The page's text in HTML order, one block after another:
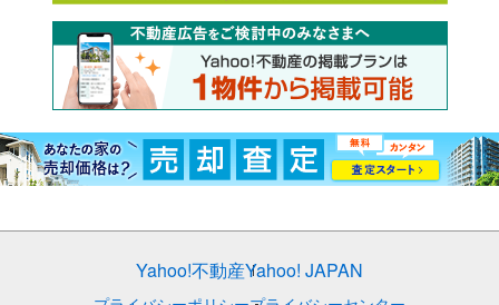
Yahoo!不動産Yahoo! JAPAN